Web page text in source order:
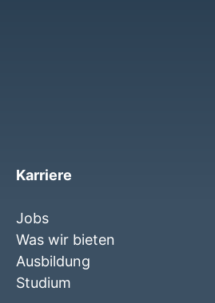
Karriere
Jobs
Was wir bieten
Ausbildung
Studium